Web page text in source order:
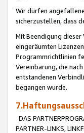
Wir dürfen
sicherzustellen, dass
Mit Beendigung
eingeräumten
Programmrichtlinien
Vereinbarung, die
entstandenen
begangen wurde.
DAS
PARTNER-LINKS,